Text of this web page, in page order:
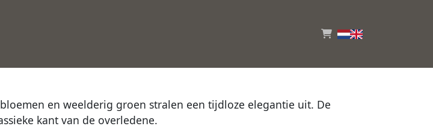
en weelderig groen stralen een tijdloze elegantie uit. De
kant van de overledene.